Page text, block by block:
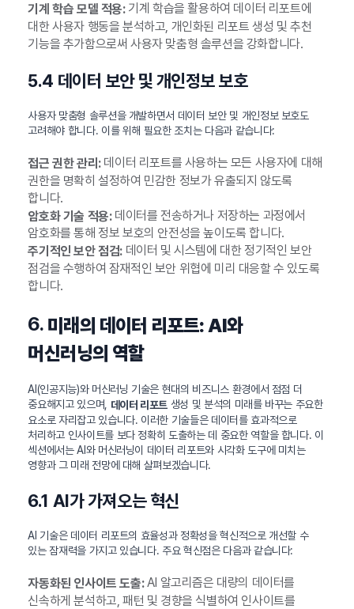
기계 학습 모델 적용:기계 학습을 활용하여 데이터 리포트에
대한 사용자 행동을 분석하고, 개인화된 리포트 생성 및 추천
기능을 추가함으로써 사용자 맞춤형 솔루션을 강화합니다.
5.4 데이터 보안 및 개인정보 보호
사용자 맞춤형 솔루션을 개발하면서 데이터 보안 및 개인정보 보호도
고려해야 합니다. 이를 위해 필요한 조치는 다음과 같습니다:
접근 권한 관리:데이터 리포트를 사용하는 모든 사용자에 대해
권한을 명확히 설정하여 민감한 정보가 유출되지 않도록
합니다.
암호화 기술 적용:데이터를 전송하거나 저장하는 과정에서
암호화를 통해 정보 보호의 안전성을 높이도록 합니다.
주기적인 보안 점검:데이터 및 시스템에 대한 정기적인 보안
점검을 수행하여 잠재적인 보안 위협에 미리 대응할 수 있도록
합니다.
6. 미래의 데이터 리포트: AI와
머신러닝의 역할
AI(인공지능)와 머신러닝 기술은 현대의 비즈니스 환경에서 점점 더
중요해지고 있으며, 데이터 리포트 생성 및 분석의 미래를 바꾸는 주요한
요소로 자리잡고 있습니다. 이러한 기술들은 데이터를 효과적으로
처리하고 인사이트를 보다 정확히 도출하는 데 중요한 역할을 합니다. 이
섹션에서는 AI와 머신러닝이 데이터 리포트와 시각화 도구에 미치는
영향과 그 미래 전망에 대해 살펴보겠습니다.
6.1 AI가 가져오는 혁신
AI 기술은 데이터 리포트의 효율성과 정확성을 혁신적으로 개선할 수
있는 잠재력을 가지고 있습니다. 주요 혁신점은 다음과 같습니다:
자동화된 인사이트 도출:AI 알고리즘은 대량의 데이터를
신속하게 분석하고, 패턴 및 경향을 식별하여 인사이트를